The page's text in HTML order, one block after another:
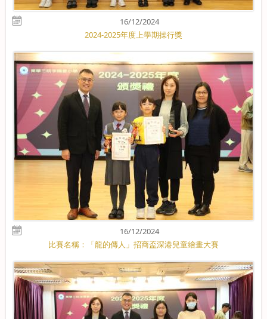
16/12/2024
2024-2025年度上學期操行獎
16/12/2024
比賽名稱：「龍的傳人」招商盃深港兒童繪畫大賽